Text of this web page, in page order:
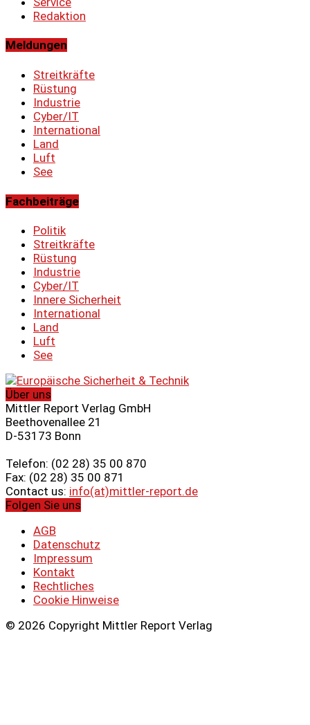
Redaktion
Meldungen
Streitkräfte
Rüstung
Industrie
Cyber/IT
International
Land
Luft
See
Fachbeiträge
Politik
Streitkräfte
Rüstung
Industrie
Cyber/IT
Innere Sicherheit
International
Land
Luft
See
Über uns
Mittler Report Verlag GmbH
Beethovenallee 21
D-53173 Bonn
Telefon: (02 28) 35 00 870
Fax: (02 28) 35 00 871
Contact us: info(at)mittler-report.de
Folgen Sie uns
AGB
Datenschutz
Impressum
Kontakt
Rechtliches
Cookie Hinweise
© 2026 Copyright Mittler Report Verlag